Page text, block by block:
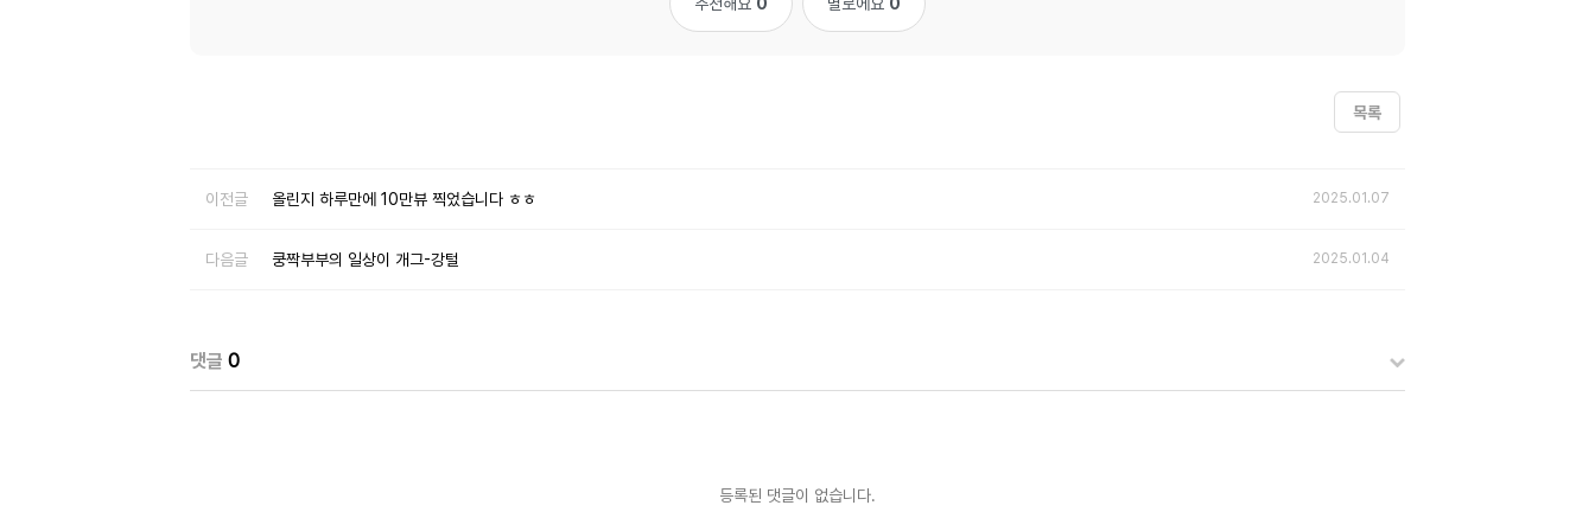
목록
이전글 올린지 하루만에 10만뷰 찍었습니다 ㅎㅎ 2025.01.07
다음글 쿵짝부부의 일상이 개그-강털 2025.01.04
댓글 0
등록된 댓글이 없습니다.